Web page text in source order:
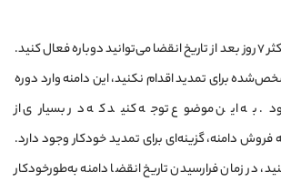
ccTLD‌های .NU را حداکثر ۷ روز بعد از تاریخ انقضا می‌توانید دوباره فعال کنید.
برای تمدید اقدام نکنید، این دامنه وارد دوره
می‌شود. به این موضوع توجه کنید که در بسیاری از
دامنه، گزینه‌ای برای تمدید خودکار وجود دارد.
در زمان فرارسیدن تاریخ انقضا دامنه به‌طورخودکار